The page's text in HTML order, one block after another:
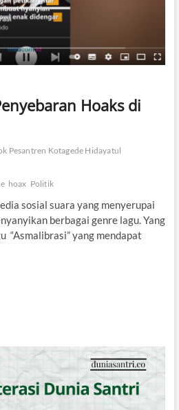
Hoaks di
Pesantren Kotagede Hidayatul
hoax Politik
sosial suara yang menyerupai
berbagai genre lagu. Yang
“Asmalibrasi” yang mendapat